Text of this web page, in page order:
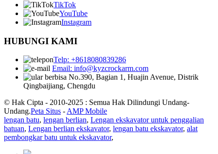
TikTok
YouTube
Instagram
HUBUNGI KAMI
Telp: +8618080839286
Email: info@kyzcrockarm.com
No.390, Bagian 1, Huajin Avenue, Distrik
Qingbaijiang, Chengdu
© Hak Cipta - 2010-2025 : Semua Hak Dilindungi Undang-
Undang.Peta Situs -AMP Mobile
lengan batu, lengan berlian, Lengan ekskavator untuk penggalian
batuan, Lengan berlian ekskavator, lengan batu ekskavator, alat
pembongkar batu untuk ekskavator,